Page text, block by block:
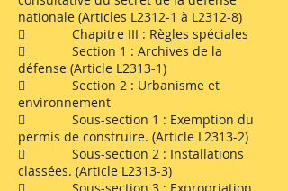
nationale (Articles L2312-1 à L2312-8)
 Chapitre III : Règles spéciales
 Section 1 : Archives de la
défense (Article L2313-1)
 Section 2 : Urbanisme et
environnement
 Sous-section 1 : Exemption du
permis de construire. (Article L2313-2)
 Sous-section 2 : Installations
classées. (Article L2313-3)